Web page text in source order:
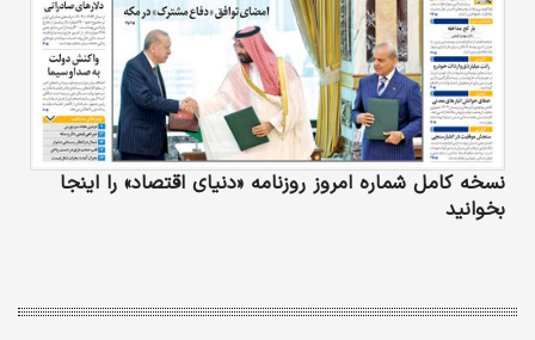
نسخه کامل شماره امروز روزنامه «دنیای‌ اقتصاد» را اینجا
بخوانید